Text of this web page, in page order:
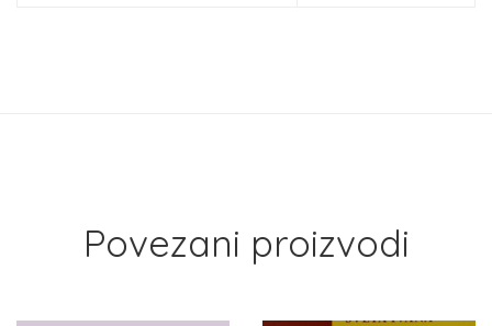
Povezani proizvodi